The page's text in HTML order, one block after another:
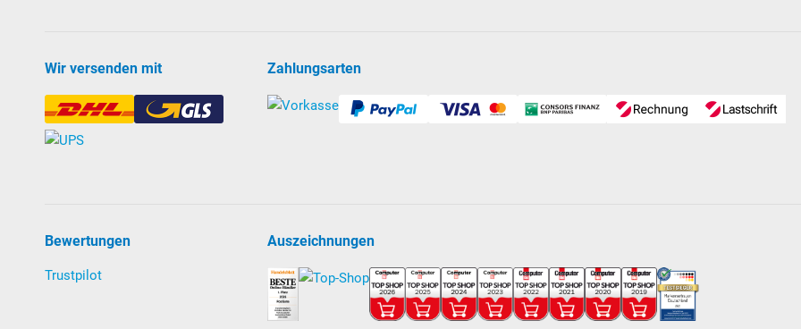
von 1 m wird empfohlen).Klicken Sie hier für weitere wissenswerte Informationen über den Unterschied
Download Anleitung Filteranlage PRO Next 300
Wir versenden mit Zahlungsarten
Bewertungen
Trustpilot
Auszeichnungen